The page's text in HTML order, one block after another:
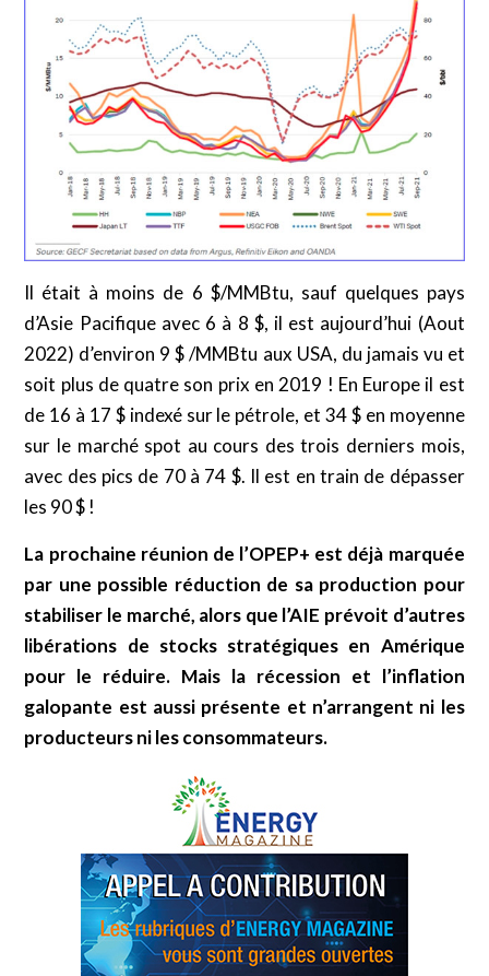
Il était à moins de 6 $/MMBtu, sauf quelques pays
d’Asie Pacifique avec 6 à 8 $, il est aujourd’hui (Aout
2022) d’environ 9 $ /MMBtu aux USA, du jamais vu et
soit plus de quatre son prix en 2019 ! En Europe il est
de 16 à 17 $ indexé sur le pétrole, et 34 $ en moyenne
sur le marché spot au cours des trois derniers mois,
avec des pics de 70 à 74 $. Il est en train de dépasser
les 90 $ !
La prochaine réunion de l’OPEP+ est déjà marquée
par une possible réduction de sa production pour
stabiliser le marché, alors que l’AIE prévoit d’autres
libérations de stocks stratégiques en Amérique
pour le réduire. Mais la récession et l’inflation
galopante est aussi présente et n’arrangent ni les
producteurs ni les consommateurs.